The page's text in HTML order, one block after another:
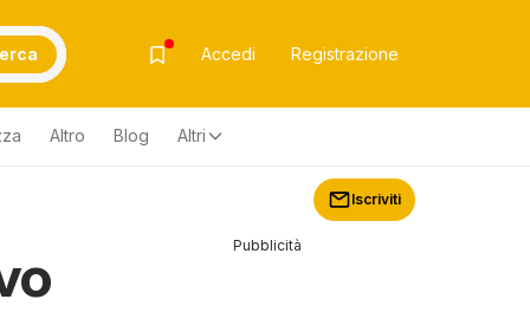
Accedi Registrazione
Altro Blog Altri
Iscriviti
Pubblicità